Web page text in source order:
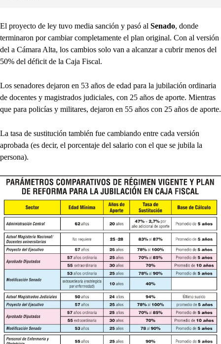
El proyecto de ley tuvo media sanción y pasó al Senado, donde
terminaron por cambiar completamente el plan original. Con al versión
del a Cámara Alta, los cambios solo van a alcanzar a cubrir menos del
50% del déficit de la Caja Fiscal.
Los senadores dejaron en 53 años de edad para la jubilación ordinaria
de docentes y magistrados judiciales, con 25 años de aporte. Mientras
que para policías y militares, dejaron en 55 años con 25 años de aporte.
La tasa de sustitución también fue cambiando entre cada versión
aprobada (es decir, el porcentaje del salario con el que se jubila la
persona).